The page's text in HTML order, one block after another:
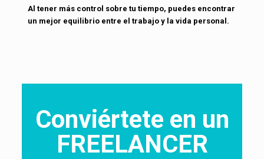
Al tener más control sobre tu tiempo, puedes encontrar
un mejor equilibrio entre el trabajo y la vida personal.
Conviértete en un
FREELANCER